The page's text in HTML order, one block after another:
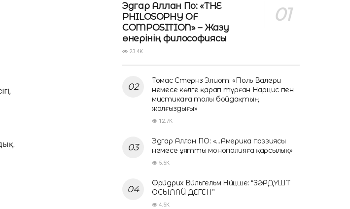
Эдгар Аллан По: «THE
PHILOSOPHY OF
COMPOSITION» – Жазу
өнерінің философиясы
23.4K
Томас Стернз Элиот: «Поль Валери
немесе көлге қарап тұрған Нарцис пен
мистикаға толы бойдақтың
жалғыздығы»
12.7K
Эдгар Аллан ПО: «…Америка поэзиясы
немесе ұятты монополияға қарсылық»
5.5K
Фри́дрих Ви́льгельм Ни́цше: “ЗӘРДҮШТ
ОСЫЛАЙ ДЕГЕН”
4.5K